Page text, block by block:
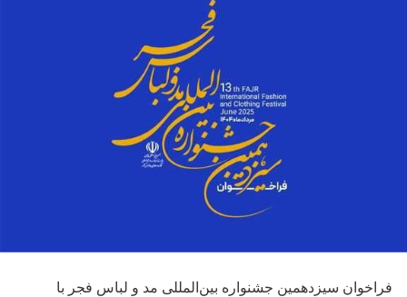
فراخوان سیزدهمین جشنواره بین‌المللی مد و لباس فجر با